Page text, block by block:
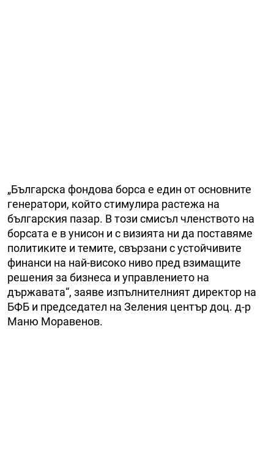
„Българска фондова борса е един от основните
генератори, който стимулира растежа на
българския пазар. В този смисъл членството на
борсата е в унисон и с визията ни да поставяме
политиките и темите, свързани с устойчивите
финанси на най-високо ниво пред взимащите
решения за бизнеса и управлението на
държавата“, заяве изпълнителният директор на
БФБ и председател на Зеления център доц. д-р
Маню Моравенов.